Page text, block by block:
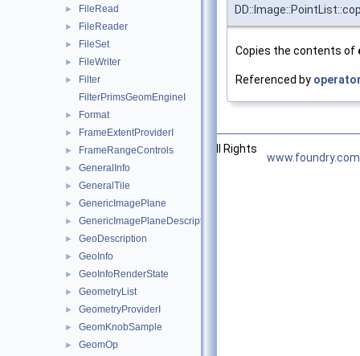
► FileRead
► FileReader
► FileSet
► FileWriter
►
Filter
FilterPrimsGeomEngineI
► Format
► FrameExtentProviderI
► FrameRangeControls
► GeneralInfo
► GeneralTile
► GenericImagePlane
► GenericImagePlaneDescriptor
► GeoDescription
► GeoInfo
► GeoInfoRenderState
► GeometryList
► GeometryProviderI
► GeomKnobSample
► GeomOp
Copies the contents of
Referenced by
©2026 The Foundry Visionmongers, Ltd. All Rights
www.foundry.com